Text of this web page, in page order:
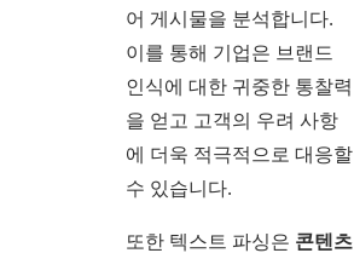
어 게시물을 분석합니다.
이를 통해 기업은 브랜드
인식에 대한 귀중한 통찰력
을 얻고 고객의 우려 사항
에 더욱 적극적으로 대응할
수 있습니다.
또한 텍스트 파싱은 콘텐츠